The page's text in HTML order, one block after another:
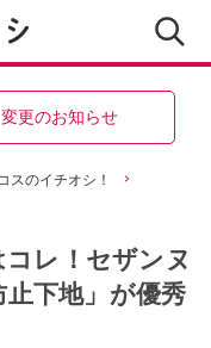
更のお知らせ
スのイチオシ！
レ！セザンヌ
下地」が優秀